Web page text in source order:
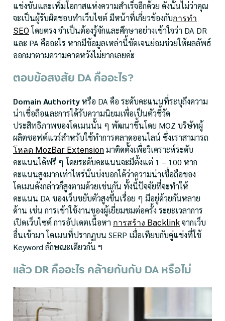
แข่งขันและเพิ่มโอกาสแห่งความสำเร็จอีกด้วย ดังนั้นไม่ว่าคุณ
จะเป็นผู้รับผิดชอบทำเว็บไซต์ มีหน้าที่เกี่ยวข้องกับการทำ
SEO โดยตรง จำเป็นต้องรู้จักและศึกษาอย่างเข้าใจว่า DA DR
และ PA คืออะไร หากมีข้อมูลเหล่านี้ชัดเจนย่อมช่วยให้ผลลัพธ์
ออกมาตามความคาดหวังไม่ยากเลยค่ะ
ตอบข้อสงสัย DA คืออะไร?
Domain Authorityหรือ DA คือ ระดับคะแนนที่ระบุถึงความ
น่าเชื่อถือและการได้รับความนิยมเพื่อเป็นตัวชี้วัด
ประสิทธิภาพของโดเมนนั้น ๆ พัฒนาขึ้นโดย MOZ บริษัทผู้
ผลิตซอฟต์แวร์สำหรับใช้ทำการตลาดออนไลน์ ซึ่งเราสามารถ
โหลด MozBar Extension มาติดตั้งเพื่อวิเคราะห์ระดับ
คะแนนได้ฟรี ๆ โดยระดับคะแนนจะมีตั้งแต่ 1 – 100 หาก
คะแนนสูงมากเท่าไหร่นั่นบ่งบอกได้ว่าความน่าเชื่อถือของ
โดเมนดังกล่าวก็สูงตามด้วยเช่นกัน ทั้งนี้ปัจจัยที่จะทำให้
คะแนน DA ของเว็บขยับตัวสูงขึ้นเรื่อย ๆ มีอยู่ด้วยกันหลาย
ด้าน เช่น การเข้าใช้งานของผู้เยี่ยมชมต่อครั้ง ระยะเวลาการ
เปิดเว็บไซต์ การอัปเดตเนื้อหา การสร้าง Backlink จากเว็บ
อื่นเข้ามา โดเมนที่ปรากฏบน SERP เมื่อเทียบกับคู่แข่งที่ใช้
Keyword ลักษณะเดียวกัน ฯ
แล้ว DR คืออะไร คล้ายกันกับ DA หรือไม่